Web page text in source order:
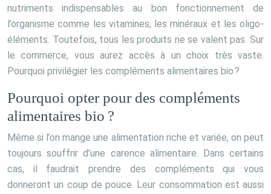
nutriments indispensables au bon fonctionnement de
l’organisme comme les vitamines, les minéraux et les oligo-
éléments. Toutefois, tous les produits ne se valent pas. Sur
le commerce, vous aurez accès à un choix très vaste.
Pourquoi privilégier les compléments alimentaires bio ?
Pourquoi opter pour des compléments
alimentaires bio ?
Même si l’on mange une alimentation riche et variée, on peut
toujours souffrir d’une carence alimentaire. Dans certains
cas, il faudrait prendre des compléments qui vous
donneront un coup de pouce. Leur consommation est aussi